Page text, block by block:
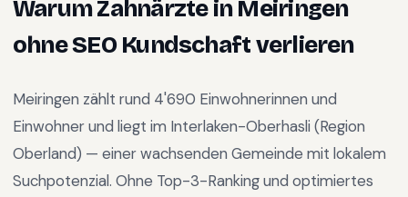
WarumZahnärzteinMeiringen
ohne SEO Kundschaft verlieren
Meiringen zählt rund 4'690 Einwohnerinnen und
Einwohner und liegt im Interlaken-Oberhasli (Region
Oberland) — einer wachsenden Gemeinde mit lokalem
Suchpotenzial. Ohne Top-3-Ranking und optimiertes